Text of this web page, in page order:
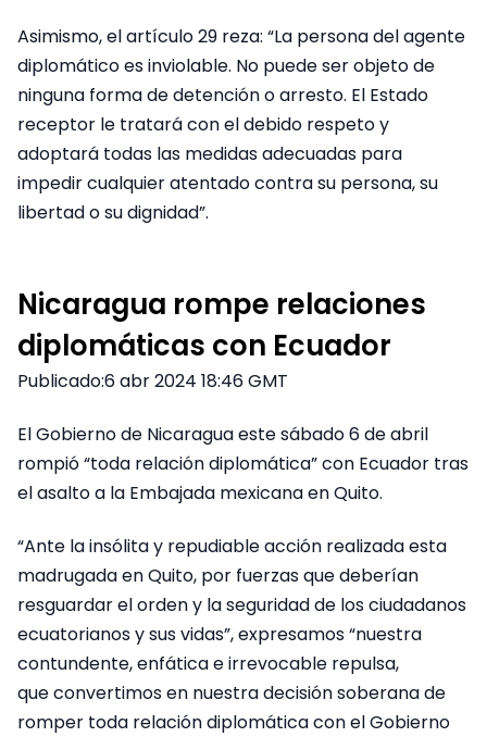
Asimismo, el artículo 29 reza: “La persona del agente
diplomático es inviolable. No puede ser objeto de
ninguna forma de detención o arresto. El Estado
receptor le tratará con el debido respeto y
adoptará todas las medidas adecuadas para
impedir cualquier atentado contra su persona, su
libertad o su dignidad”.
Nicaragua rompe relaciones
diplomáticas con Ecuador
Publicado:6 abr 2024 18:46 GMT
El Gobierno de Nicaragua este sábado 6 de abril
rompió “toda relación diplomática” con Ecuador tras
el asalto a la Embajada mexicana en Quito.
“Ante la insólita y repudiable acción realizada esta
madrugada en Quito, por fuerzas que deberían
resguardar el orden y la seguridad de los ciudadanos
ecuatorianos y sus vidas”, expresamos “nuestra
contundente, enfática e irrevocable repulsa,
que convertimos en nuestra decisión soberana de
romper toda relación diplomática con el Gobierno